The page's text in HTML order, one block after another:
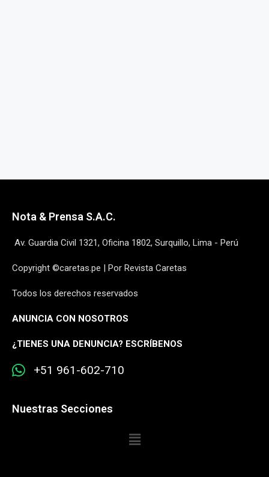
Nota & Prensa S.A.C.
Av. Guardia Civil 1321, Oficina 1802, Surquillo, Lima - Perú
Copyright ©caretas.pe | Por Revista Caretas
Todos los derechos reservados
ANUNCIA CON NOSOTROS
¿TIENES UNA DENUNCIA? ESCRÍBENOS
+51 961-602-710
Nuestras Secciones